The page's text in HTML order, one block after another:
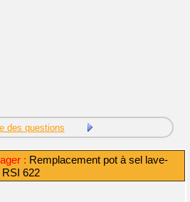
des questions
: Remplacement pot à sel lave-
622